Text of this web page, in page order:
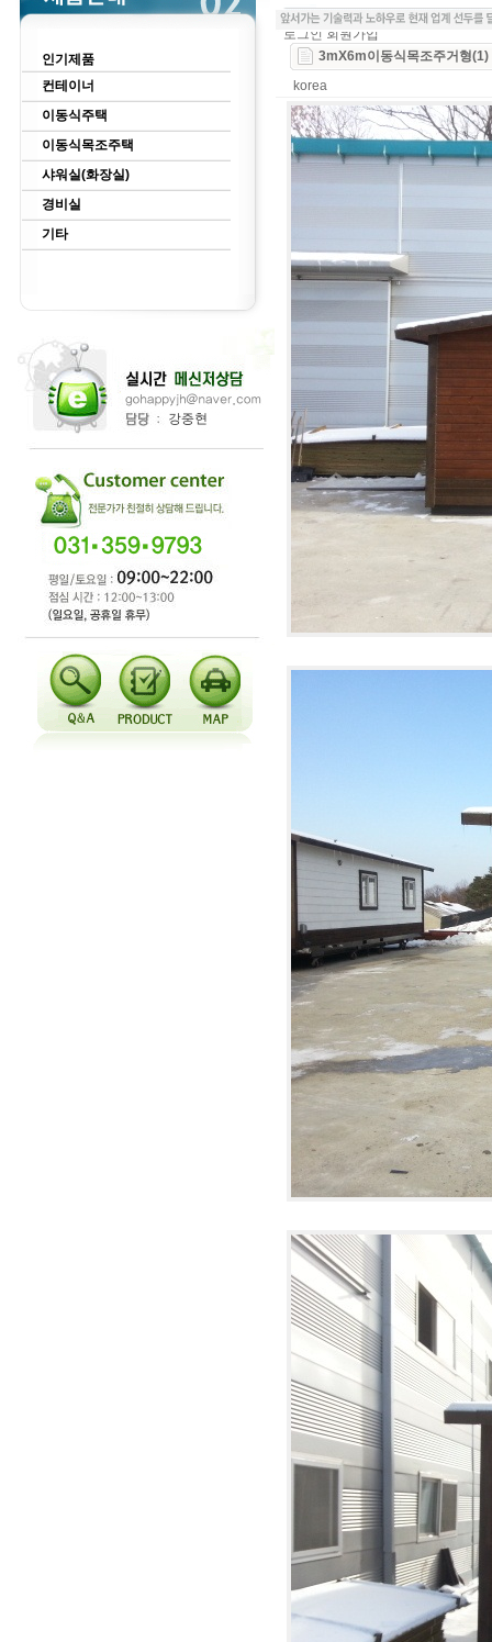
인기제품
컨테이너
이동식주택
이동식목조주택
샤워실(화장실)
경비실
기타
로그인 회원가입
3mX6m이동식목조주거형(1)
korea